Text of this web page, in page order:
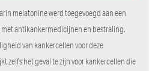
melatonine werd toegevoegd aan een
antikankermedicijnen en bestraling.
van kankercellen voor deze
zelfs het geval te zijn voor kankercellen die